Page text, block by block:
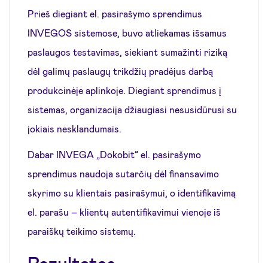
Prieš diegiant el. pasirašymo sprendimus
INVEGOS sistemose, buvo atliekamas išsamus
paslaugos testavimas, siekiant sumažinti riziką
dėl galimų paslaugų trikdžių pradėjus darbą
produkcinėje aplinkoje. Diegiant sprendimus į
sistemas, organizacija džiaugiasi nesusidūrusi su
jokiais nesklandumais.
Dabar INVEGA „Dokobit” el. pasirašymo
sprendimus naudoja sutarčių dėl finansavimo
skyrimo su klientais pasirašymui, o identifikavimą
el. parašu – klientų autentifikavimui vienoje iš
paraiškų teikimo sistemų.